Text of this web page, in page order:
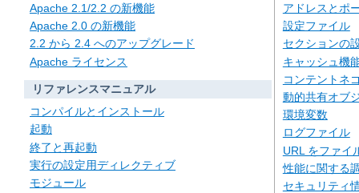
Apache 2.1/2.2 の新機能
Apache 2.0 の新機能
2.2 から 2.4 へのアップグレード
Apache ライセンス
リファレンスマニュアル
コンパイルとインストール
起動
終了と再起動
実行の設定用ディレクティブ
モジュール
アドレスとポ
設定ファイル
セクションの
キャッシュ機
コンテントネ
動的共有オブ
環境変数
ログファイル
URL をファイ
性能に関する
セキュリティ